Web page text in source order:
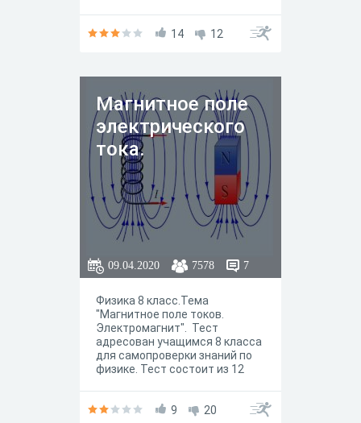
14 12
Магнитное поле
электрического
тока.
09.04.2020 7578 7
Физика 8 класс.Тема
"Магнитное поле токов.
Электромагнит". Тест
адресован учащимся 8 класса
для самопроверки знаний по
физике. Тест состоит из 12
9
20